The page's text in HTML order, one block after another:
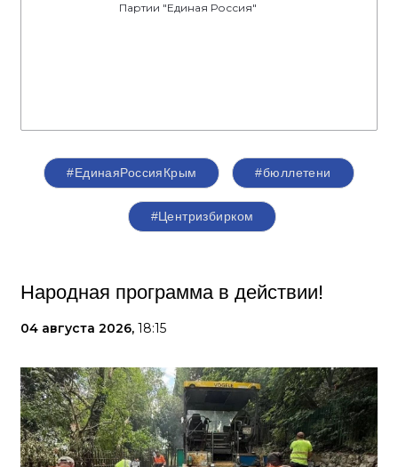
Партии "Единая Россия"
#ЕдинаяРоссияКрым #бюллетени
#Центризбирком
Народная программа в действии!
04 августа 2026, 18:15